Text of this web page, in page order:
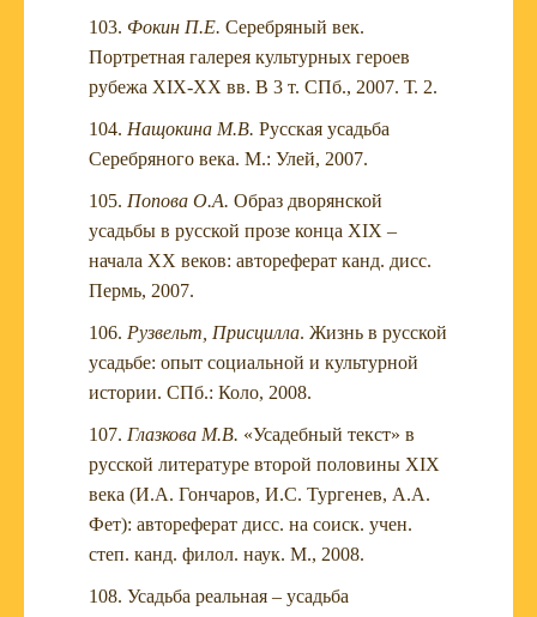
Фокин П.Е. Серебряный век.
Портретная галерея культурных героев
рубежа XIX-XX вв. В 3 т. СПб., 2007. Т. 2.
Нащокина М.В. Русская усадьба
Серебряного века. М.: Улей, 2007.
Попова О.А. Образ дворянской
усадьбы в русской прозе конца XIX –
начала XX веков: автореферат канд. дисс.
Пермь, 2007.
Рузвельт, Присцилла. Жизнь в русской
усадьбе: опыт социальной и культурной
истории. СПб.: Коло, 2008.
Глазкова М.В. «Усадебный текст» в
русской литературе второй половины XIX
века (И.А. Гончаров, И.С. Тургенев, А.А.
Фет): автореферат дисс. на соиск. учен.
степ. канд. филол. наук. М., 2008.
Усадьба реальная – усадьба